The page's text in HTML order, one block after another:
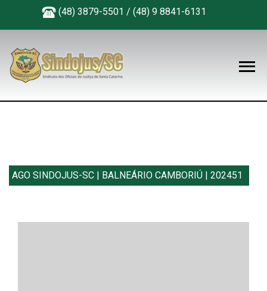
(48) 3879-5501 / (48) 9 8841-6131
AGO SINDOJUS-SC | BALNEÁRIO CAMBORIÚ | 202451